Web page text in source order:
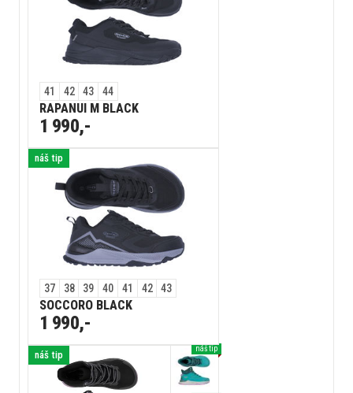
41 42 43 44
RAPANUI M BLACK
1 990,-
náš tip
37 38 39 40 41 42 43
SOCCORO BLACK
1 990,-
náš tip
náš tip